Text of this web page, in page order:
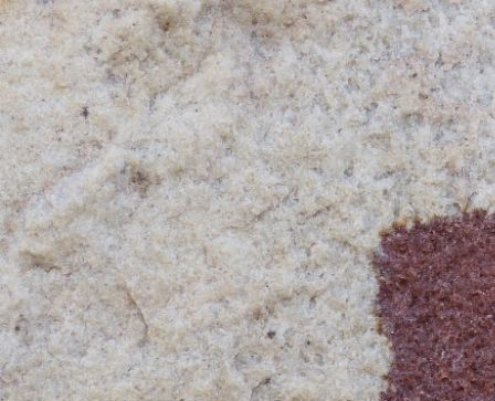
Lister ses envies, ses besoins
restauration...), budgeter et
possibles financiers maxima.
Approche mixte - qui est la
Partir d'un budget maximal par
possibles à partir des impératifs
impératifs personnels est très
déplacement (voiture/avion/bus)